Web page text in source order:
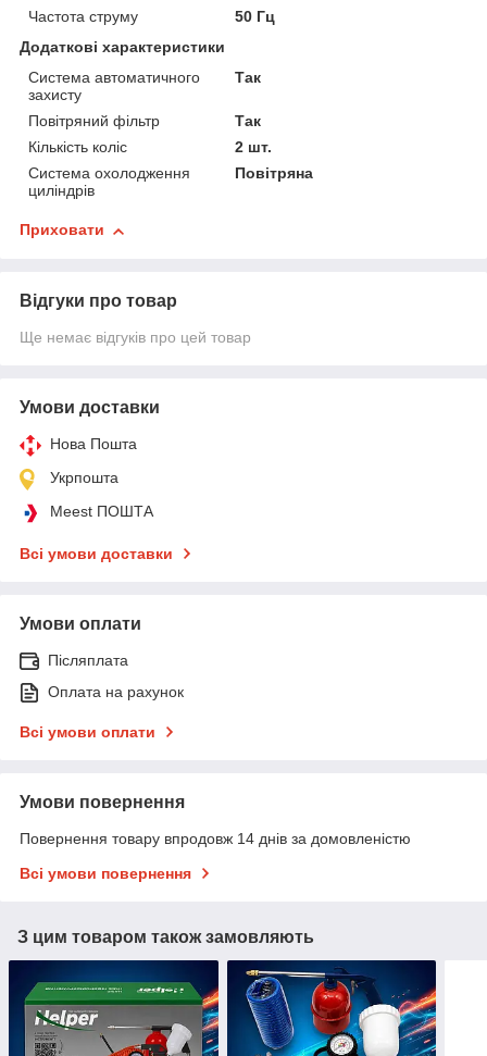
Частота струму
50 Гц
Додаткові характеристики
Система автоматичного
захисту
Так
Повітряний фільтр
Так
Кількість коліс
2 шт.
Система охолодження
циліндрів
Повітряна
Приховати
Відгуки про товар
Ще немає відгуків про цей товар
Умови доставки
Нова Пошта
Укрпошта
Meest ПОШТА
Всі умови доставки
Умови оплати
Післяплата
Оплата на рахунок
Всі умови оплати
Умови повернення
Повернення товару впродовж 14 днів за домовленістю
Всі умови повернення
З цим товаром також замовляють